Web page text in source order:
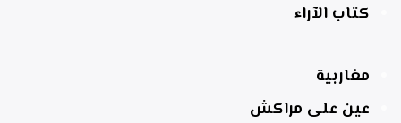
كتاب الآراء
مغاربية
عين على مراكش